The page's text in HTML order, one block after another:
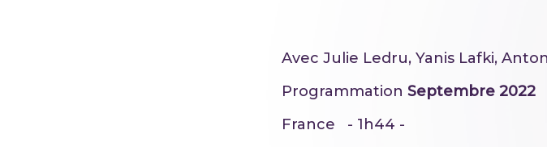
Avec Julie Ledru, Yanis Lafki,
Programmation Septembre 2022
France - 1h44 -